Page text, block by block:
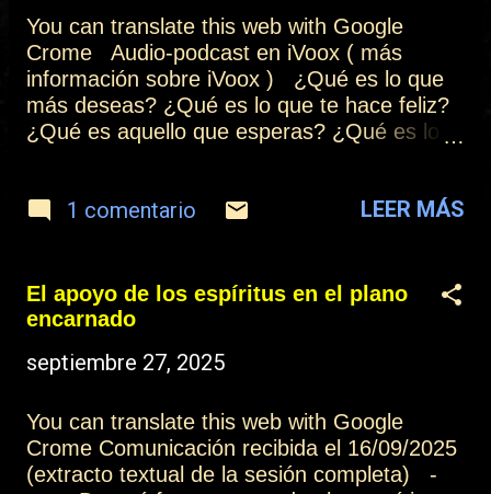
You can translate this web with Google
Crome Audio-podcast en iVoox ( más
información sobre iVoox ) ¿Qué es lo que
más deseas? ¿Qué es lo que te hace feliz?
¿Qué es aquello que esperas? ¿Qué es lo
tienes las respuestas de tu vivir y sentir.
¿Tengo lo que quiero? ¿Estoy donde quiero
estar? ¿Me siento feliz por ser o espero algo
natural, quizá tienes que corregir ese
quieres mirar, te das cuenta en el instante
que lo puedes solucionar, porque sólo tú
tienes la llave para tu felicidad. Y deja de ser
1 comentario LEER MÁS
El apoyo de los espíritus en el plano
encarnado
septiembre 27, 2025
You can translate this web with Google
Crome Comunicación recibida el 16/09/2025
(extracto textual de la sesión completa) -